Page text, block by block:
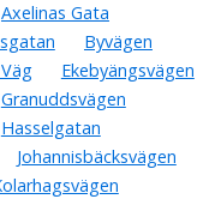
Axelinas Gata
Byvägen
Ekebyängsvägen
Granuddsvägen
Hasselgatan
Johannisbäcksvägen